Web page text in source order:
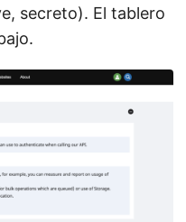
secreto). El tablero